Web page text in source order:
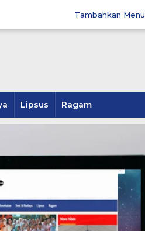
Tambahkan Menu
Lipsus Ragam